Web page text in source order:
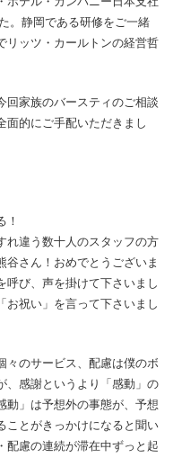
。静岡である研修をご一緒
リッツ・カールトンの経営哲
回家族のバースティのご相談
面的にご手配いただきまし
！
れ違う数十人のスタッフの方
谷さん！おめでとうございま
呼び、声を掛けて下さいまし
お祝い」を言って下さいまし
々のサービス、配慮は僕のボ
、感謝というより「感動」の
動」は予想外の事態が、予想
ことがきっかけになると聞い
配慮の連続が滞在中ずっと起